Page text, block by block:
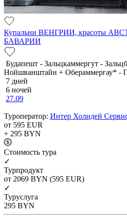
Купальни ВЕНГРИИ, красоты
БАВАРИИ
Будапешт - Зальцкаммергут -
Нойшванштайн + Обераммергау* -
7 дней
6 ночей
27.09
Туроператор: Интер Холидей
от 595 EUR
+ 295 BYN
Cтоимость тура
✓
Турпродукт
от 2069 BYN (595 EUR)
✓
Туруслуга
295 BYN